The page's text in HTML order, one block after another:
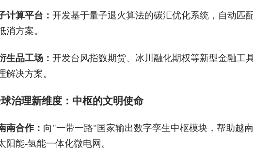
计算平台： 开发基于量子退火算法的碳汇优化系统，自动匹
消方案。
生品工场： 开发台风指数期货、冰川融化期权等新型金融工
解决方案。
球治理新维度：中枢的文明使命
南合作： 向"一带一路"国家输出数字孪生中枢模块，帮助越
阳能-氢能一体化微电网。